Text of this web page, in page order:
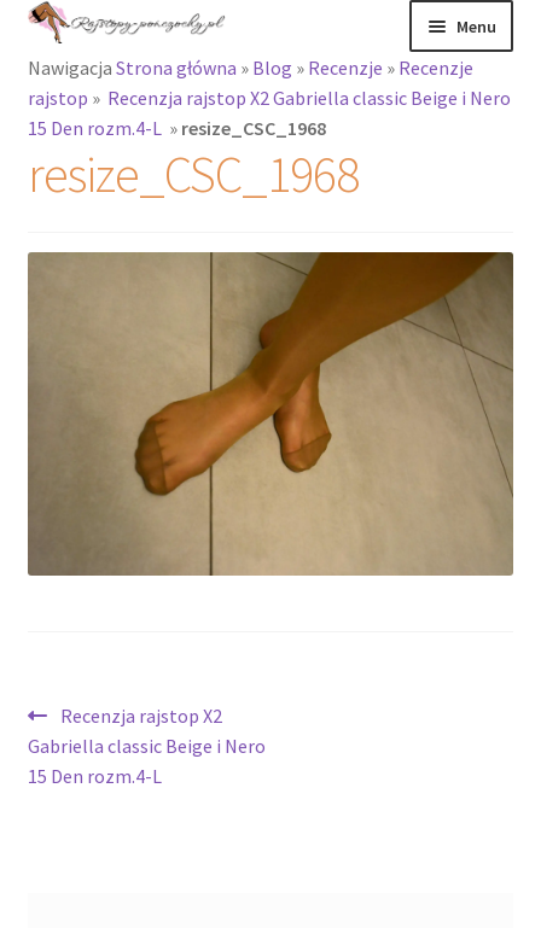
Przejdź
nawigacji
Przejdź
treści
Menu
Rajstopy
Rozwiń
menu
potomne
Rozwiń
Nawigacja Strona główna » Blog » Recenzje » Recenzje
rajstop » Recenzja rajstop X2 Gabriella classic Beige i Nero
15 Den rozm.4-L » resize_CSC_1968
resize_CSC_1968
Nawigacja
wpisu
Poprzedni
wpis:
Recenzja rajstop X2
Gabriella classic Beige i Nero
15 Den rozm.4-L